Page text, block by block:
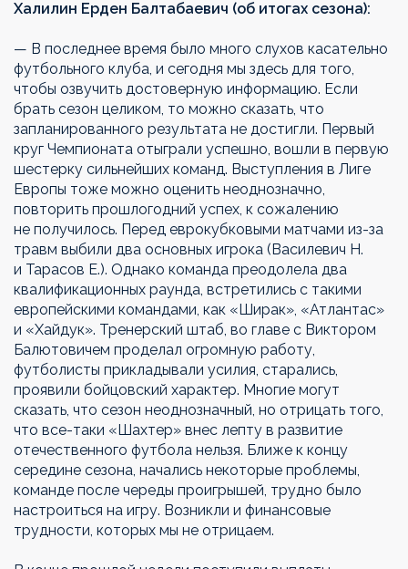
Халилин Ерден Балтабаевич (об итогах сезона):
— В последнее время было много слухов касательно
футбольного клуба, и сегодня мы здесь для того,
чтобы озвучить достоверную информацию. Если
брать сезон целиком, то можно сказать, что
запланированного результата не достигли. Первый
круг Чемпионата отыграли успешно, вошли в первую
шестерку сильнейших команд. Выступления в Лиге
Европы тоже можно оценить неоднозначно,
повторить прошлогодний успех, к сожалению
не получилось. Перед еврокубковыми матчами из-за
травм выбили два основных игрока (Василевич Н.
и Тарасов Е.). Однако команда преодолела два
квалификационных раунда, встретились с такими
европейскими командами, как «Ширак», «Атлантас»
и «Хайдук». Тренерский штаб, во главе с Виктором
Балютовичем проделал огромную работу,
футболисты прикладывали усилия, старались,
проявили бойцовский характер. Многие могут
сказать, что сезон неоднозначный, но отрицать того,
что все-таки «Шахтер» внес лепту в развитие
отечественного футбола нельзя. Ближе к концу
середине сезона, начались некоторые проблемы,
команде после череды проигрышей, трудно было
настроиться на игру. Возникли и финансовые
трудности, которых мы не отрицаем.